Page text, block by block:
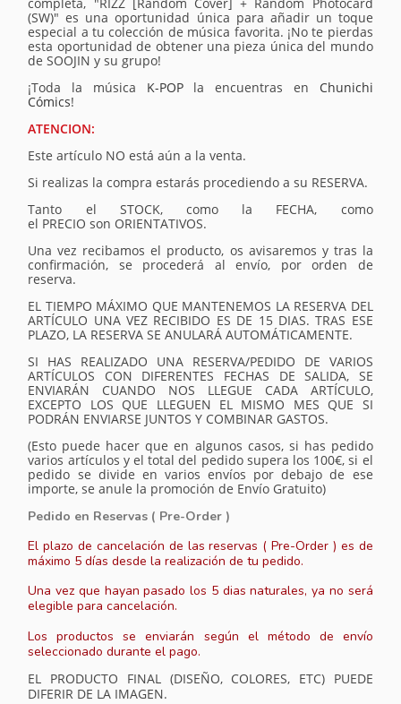
(SW)" es una oportunidad única para añadir un toque
especial a tu colección de música favorita. ¡No te pierdas
esta oportunidad de obtener una pieza única del mundo
de SOOJIN y su grupo!
¡Toda la música K-POPla encuentras en Chunichi
Cómics!
ATENCION:
Este artículo NO está aún a la venta.
Si realizas la compra estarás procediendo a su RESERVA.
Tanto el STOCK, como la FECHA, como
el PRECIO son ORIENTATIVOS.
Una vez recibamos el producto, os avisaremos y tras la
confirmación, se procederá al envío, por orden de
reserva.
EL TIEMPO MÁXIMO QUE MANTENEMOS LA RESERVA DEL
ARTÍCULO UNA VEZ RECIBIDO ES DE 15 DIAS. TRAS ESE
PLAZO, LA RESERVA SE ANULARÁ AUTOMÁTICAMENTE.
SI HAS REALIZADO UNA RESERVA/PEDIDO DE VARIOS
ARTÍCULOS CON DIFERENTES FECHAS DE SALIDA, SE
ENVIARÁN CUANDO NOS LLEGUE CADA ARTÍCULO,
EXCEPTO LOS QUE LLEGUEN EL MISMO MES QUE SI
PODRÁN ENVIARSE JUNTOS Y COMBINAR GASTOS.
(Esto puede hacer que en algunos casos, si has pedido
varios artículos y el total del pedido supera los 100€, si el
pedido se divide en varios envíos por debajo de ese
importe, se anule la promoción de Envío Gratuito)
Pedido en Reservas ( Pre-Order )
El plazo de cancelación de las reservas ( Pre-Order ) es de
máximo 5 días desde la realización de tu pedido.
Una vez que hayan pasado los 5 dias naturales, ya no será
elegible para cancelación.
Los productos se enviarán según el método de envío
seleccionado durante el pago.
EL PRODUCTO FINAL (DISEÑO, COLORES, ETC) PUEDE
DIFERIR DE LA IMAGEN.